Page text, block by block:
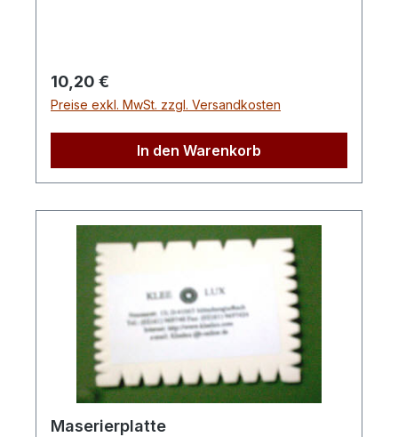
Regulärer Preis:
10,20 €
Preise exkl. MwSt. zzgl. Versandkosten
In den Warenkorb
Maserierplatte